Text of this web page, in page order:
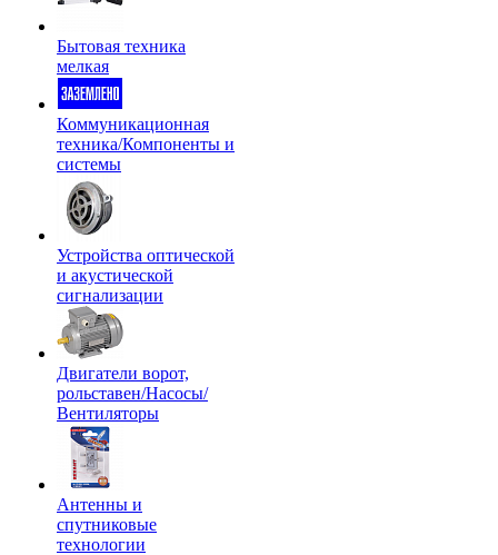
Бытовая техника
мелкая
Коммуникационная
техника/Компоненты и
системы
Устройства оптической
и акустической
сигнализации
Двигатели ворот,
рольставен/Насосы/
Вентиляторы
Антенны и
спутниковые
технологии